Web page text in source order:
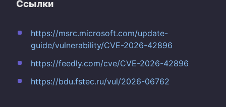
Ссылки
https://msrc.microsoft.com/update-
guide/vulnerability/CVE-2026-42896
https://feedly.com/cve/CVE-2026-42896
https://bdu.fstec.ru/vul/2026-06762